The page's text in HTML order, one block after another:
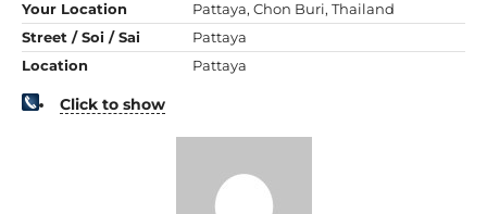
Your Location
Pattaya, Chon Buri, Thailand
Street / Soi / Sai
Pattaya
Location
Pattaya
Click to show